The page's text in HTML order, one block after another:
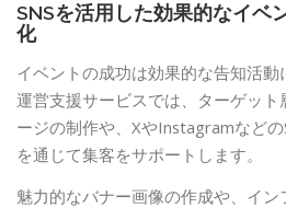
SNSを活用した効果的なイベ
化
イベントの成功は効果的な告知活動
運営支援サービスでは、ターゲッ
ージの制作や、XやInstagramなど
を通じて集客をサポートします。
魅力的なバナー画像の作成や、イ